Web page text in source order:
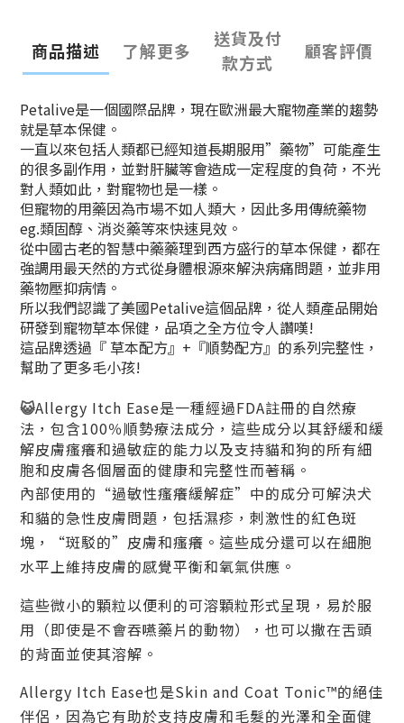
商品描述 了解更多
送貨及付
款方式
顧客評價
Petalive是一個國際品牌，現在歐洲最大寵物產業的趨勢
就是草本保健。
一直以來包括人類都已經知道長期服用”藥物”可能產生
的很多副作用，並對肝臟等會造成一定程度的負荷，不光
對人類如此，對寵物也是一樣。
但寵物的用藥因為市場不如人類大，因此多用傳統藥物
eg.類固醇、消炎藥等來快速見效。
從中國古老的智慧中藥藥理到西方盛行的草本保健，都在
強調用最天然的方式從身體根源來解決病痛問題，並非用
藥物壓抑病情。
所以我們認識了美國Petalive這個品牌，從人類產品開始
研發到寵物草本保健，品項之全方位令人讚嘆!
這品牌透過『 草本配方』+『順勢配方』的系列完整性，
幫助了更多毛小孩!
😺Allergy Itch Ease是一種經過FDA註冊的自然療
法，包含100％順勢療法成分，這些成分以其舒緩和緩
解皮膚瘙癢和過敏症的能力以及支持貓和狗的所有細
胞和皮膚各個層面的健康和完整性而著稱。
內部使用的“過敏性瘙癢緩解症”中的成分可解決犬
和貓的急性皮膚問題，包括濕疹，刺激性的紅色斑
塊，“斑駁的”皮膚和瘙癢。這些成分還可以在細胞
水平上維持皮膚的感覺平衡和氧氣供應。
這些微小的顆粒以便利的可溶顆粒形式呈現，易於服
用（即使是不會吞嚥藥片的動物），也可以撒在舌頭
的背面並使其溶解。
Allergy Itch Ease也是Skin and Coat Tonic™的絕佳
伴侶，因為它有助於支持皮膚和毛髮的光澤和全面健